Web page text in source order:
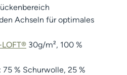
Achseln für optimales
30g/m², 100 %
% Schurwolle, 25 %